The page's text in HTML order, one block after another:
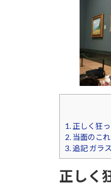
1. 正しく狂
2. 当面のこ
3.追記 ガラ
正しく